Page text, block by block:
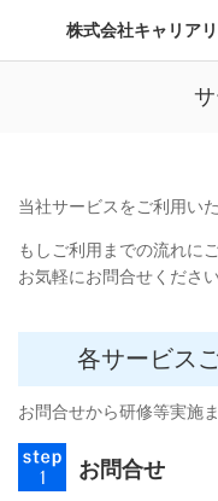
株式会社キャリア
当社サービスをご利用い
もしご利用までの流れに
お気軽にお問合せください
各サービス
お問合せから研修等実施
お問合せ